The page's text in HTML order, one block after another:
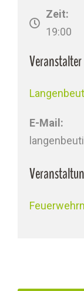
Zeit:
19:00
Veranstalter
E-Mail: